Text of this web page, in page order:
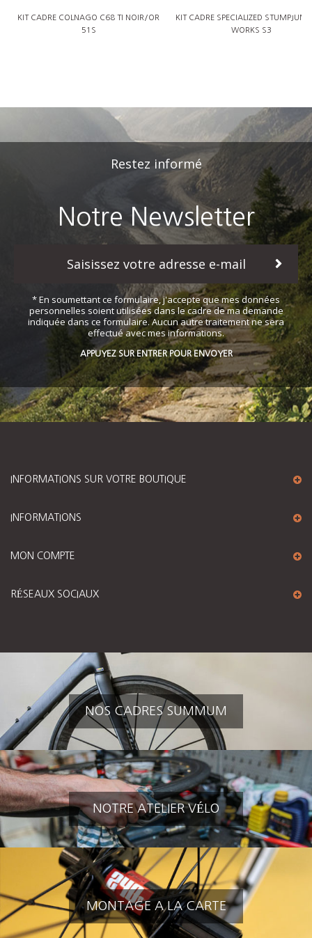
KIT CADRE COLNAGO C68 TI NOIR/OR
51S
KIT CADRE SPECIALIZED
WORKS S3
Restez informé
Notre Newsletter
* En soumettant ce formulaire, j'accepte que mes données
personnelles soient utilisées dans le cadre de ma demande
indiquée dans ce formulaire. Aucun autre traitement ne sera
effectué avec mes informations.
APPUYEZ SUR ENTRER POUR ENVOYER
INFORMATIONS SUR VOTRE BOUTIQUE
INFORMATIONS
MON COMPTE
RÉSEAUX SOCIAUX
NOS CADRES SUMMUM
NOTRE ATELIER VÉLO
MONTAGE A LA CARTE